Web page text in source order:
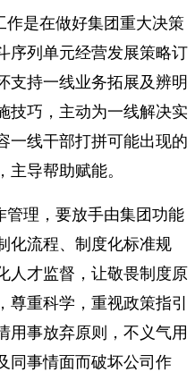
作是在做好集团重大决策
序列单元经营发展策略订
支持一线业务拓展及辨明
技巧，主动为一线解决实
一线干部打拼可能出现的
导帮助赋能。
管理，要放手由集团功能
化流程、制度化标准规
人才监督，让敬畏制度原
尊重科学，重视政策指引
用事放弃原则，不义气用
同事情面而破坏公司作